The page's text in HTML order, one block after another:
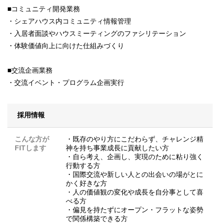
■コミュニティ開発業務
・シェアハウス内コミュニティ情報管理
・入居者面談やハウスミーティングのファシリテーション
・体験価値向上に向けた仕組みづくり
■交流企画業務
・交流イベント・プログラム企画実行
採用情報
こんな方が
FITします
・既存のやり方にこだわらず、チャレンジ精
神を持ち事業成長に貢献したい方
・自ら考え、企画し、実現のために粘り強く
行動する方
・国際交流や新しい人との出会いの場がとに
かく好きな方
・人の価値観の変化や成長を自分事として喜
べる方
・偏見を持たずにオープン・フラットな姿勢
で関係構築できる方